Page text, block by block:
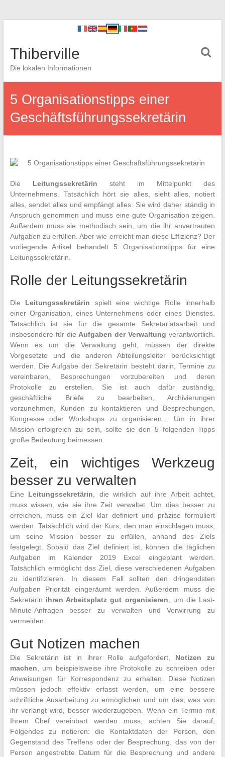
Thiberville
Die lokalen Informationen
5 Organisationstipps einer
Geschäftsführungssekretärin
Die Leitungssekretärin steht im Mittelpunkt des
Unternehmens. Tatsächlich hört sie alles, sieht alles, notiert
alles, sendet alles und empfängt alles. Sie wird daher ständig in
Anspruch genommen und muss eine gute Organisation zeigen.
Außerdem muss sie methodisch sein, um die ihr anvertrauten
Aufgaben zu erfüllen. Aber wie erreicht man diese Effizienz? Der
vorliegende Artikel behandelt 5 Organisationstipps für eine
Leitungssekretärin.
Rolle der Leitungssekretärin
Die Leitungssekretärin spielt eine wichtige Rolle innerhalb
einer Organisation, eines Unternehmens oder eines Dienstes.
Tatsächlich ist sie für die gesamte Sekretariatsarbeit und
insbesondere für die Aufgaben der Verwaltung verantwortlich.
Wenn es um die Verwaltung geht, müssen der direkte
Vorgesetzte und die anderen Abteilungsleiter berücksichtigt
werden. Die Aufgabe der Sekretärin besteht darin, Termine zu
vereinbaren, Besprechungen vorzubereiten und deren
Protokolle zu erstellen. Sie ist auch dafür zuständig,
geschäftliche Briefe zu bearbeiten, Archivierungen
vorzunehmen, Kunden zu kontaktieren und Besprechungen,
Kongresse oder Workshops zu organisieren… Um in ihrer
Mission erfolgreich zu sein, sollte sie den 5 folgenden Tipps
große Bedeutung beimessen.
Zeit, ein wichtiges Werkzeug
besser zu verwalten
Eine Leitungssekretärin , die wirklich auf ihre Arbeit achtet,
muss wissen, wie sie ihre Zeit verwaltet. Um dies besser zu
erreichen, muss ein Ziel klar definiert und präzise formuliert
werden. Tatsächlich wird der Kurs, den man einschlagen muss,
um seine Mission besser zu erfüllen, anhand des Ziels
festgelegt. Sobald das Ziel definiert ist, können die täglichen
Aufgaben im Kalender 2019 Excel eingeplant werden.
Tatsächlich ermöglicht das Ziel, diese verschiedenen Aufgaben
zu identifizieren. In diesem Fall sollten den dringendsten
Aufgaben Priorität eingeräumt werden. Außerdem muss die
Sekretärin ihren Arbeitsplatz gut organisieren , um die Last-
Minute-Anfragen besser zu verwalten und Verwirrung zu
vermeiden.
Gut Notizen machen
Die Sekretärin ist in ihrer Rolle aufgefordert, Notizen zu
machen , um beispielsweise ihre Protokolle zu schreiben oder
Anweisungen für Korrespondenz zu erhalten. Diese Notizen
müssen jedoch effektiv erfasst werden, um eine bessere
schriftliche Ausarbeitung zu ermöglichen und um das, was von
ihr verlangt wird, besser wiederzugeben. Wenn ein Termin mit
Ihrem Chef vereinbart werden muss, achten Sie darauf,
Folgendes zu notieren: die Kontaktdaten der Person, den
Gegenstand des Treffens oder der Besprechung, das von der
Person angestrebte Datum für die Besprechung und andere